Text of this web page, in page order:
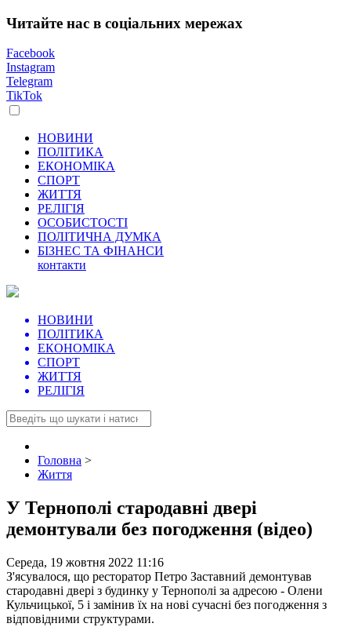
Читайте нас в соціальних мережах
Facebook
Instagram
Telegram
TikTok
НОВИНИ
ПОЛІТИКА
ЕКОНОМІКА
СПОРТ
ЖИТТЯ
РЕЛІГІЯ
ОСОБИСТОСТІ
ПОЛІТИЧНА ДУМКА
БІЗНЕС ТА ФІНАНСИ
контакти
НОВИНИ
ПОЛІТИКА
ЕКОНОМІКА
СПОРТ
ЖИТТЯ
РЕЛІГІЯ
Головна >
Життя
У Тернополі стародавні двері
демонтували без погодження (відео)
Середа, 19 жовтня 2022 11:16
З'ясувалося, що ресторатор Петро Заставний демонтував
стародавні двері з будинку у Тернополі за адресою - Олени
Кульчицької, 5 і замінив їх на нові сучасні без погодження з
відповідними структурами.